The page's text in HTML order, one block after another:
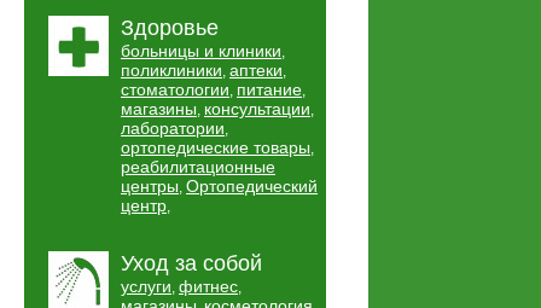
Здоровье
больницы и клиники,
поликлиники, аптеки,
стоматологии, питание,
магазины, консультации,
лаборатории,
ортопедические товары,
реабилитационные
центры, Ортопедический
центр,
Уход за собой
услуги, фитнес,